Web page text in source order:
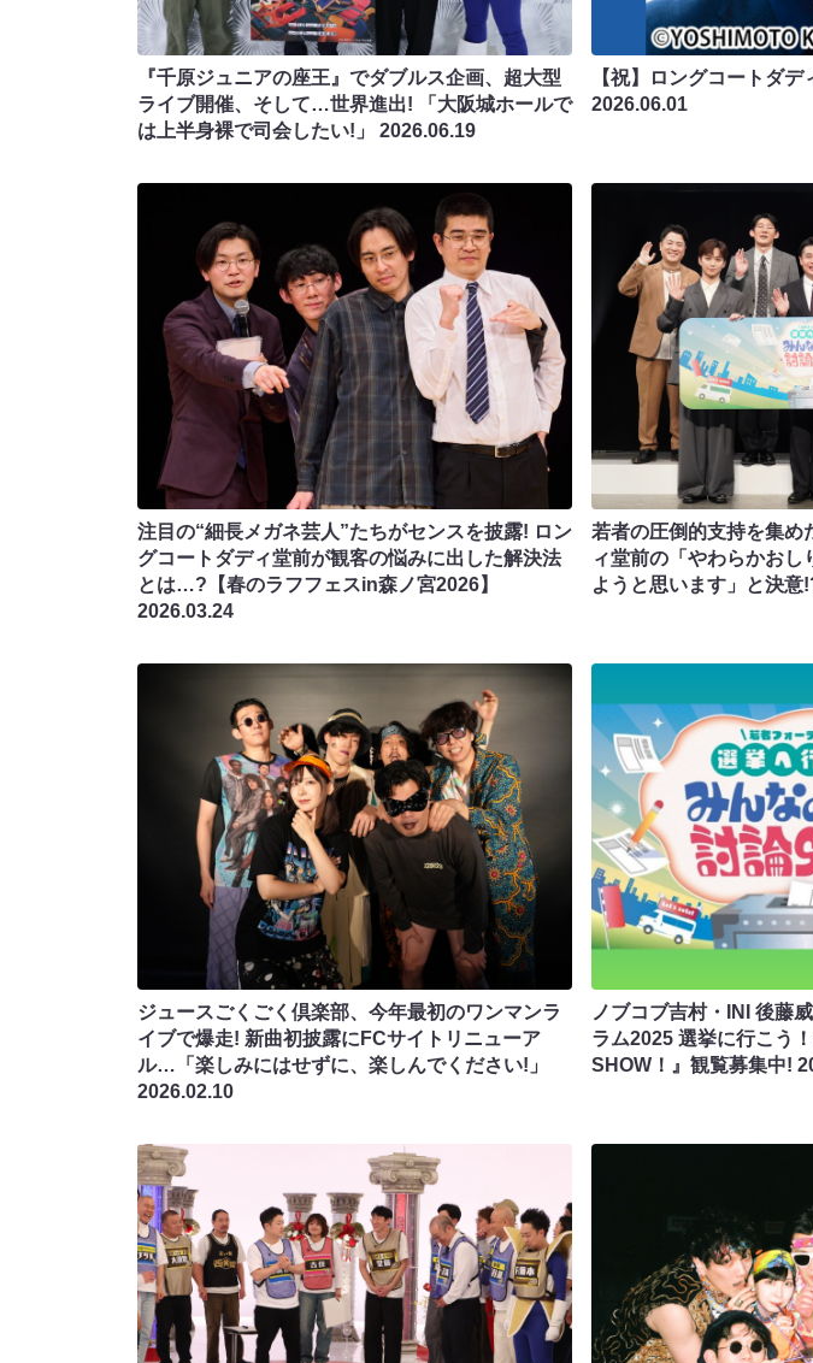
『千原ジュニアの座王』でダブルス企画、超大型
ライブ開催、そして…世界進出! 「大阪城ホールで
は上半身裸で司会したい!」 2026.06.19
【祝】ロングコートダ
2026.06.01
注目の“細長メガネ芸人”たちがセンスを披露! ロン
グコートダディ堂前が観客の悩みに出した解決法
とは…?【春のラフフェスin森ノ宮2026】
2026.03.24
若者の圧倒的支持を集め
ィ堂前の「やわらかおし
ようと思います」と決
ジュースごくごく倶楽部、今年最初のワンマンラ
イブで爆走! 新曲初披露にFCサイトリニューア
ル…「楽しみにはせずに、楽しんでください!」
2026.02.10
ノブコブ吉村・INI 後藤
ラム2025 選挙に行こう
SHOW！』観覧募集中!